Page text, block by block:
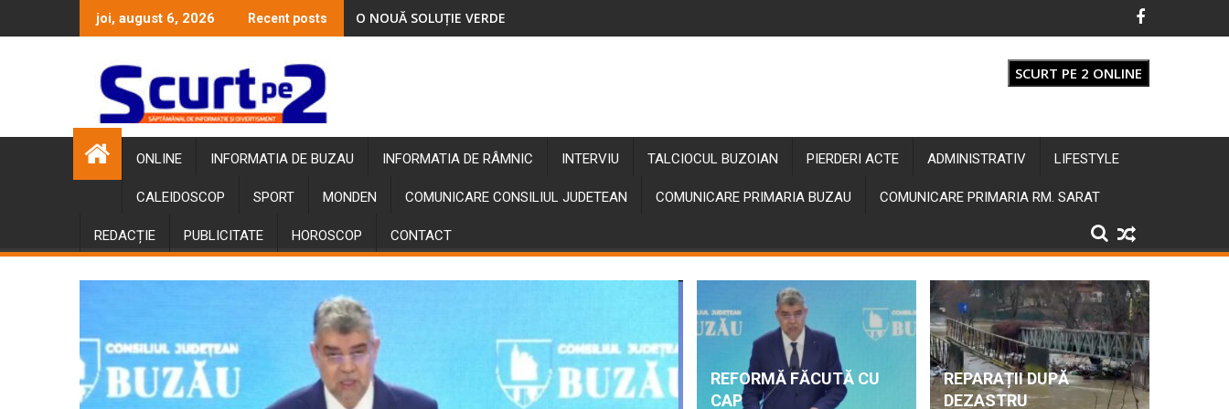
to
joi, august 6, 2026 Recent posts O NOUĂ SOLUȚIE VERDE
SCURT PE 2 ONLINE
ONLINE INFORMATIA DE BUZAU INFORMATIA DE RÂMNIC INTERVIU TALCIOCUL BUZOIAN PIERDERI ACTE ADMINISTRATIV LIFESTYLE
CALEIDOSCOP SPORT MONDEN COMUNICARE CONSILIUL JUDETEAN COMUNICARE PRIMARIA BUZAU COMUNICARE PRIMARIA RM. SARAT
REDACȚIE PUBLICITATE HOROSCOP CONTACT
REFORMĂ FĂCUTĂ CU
CAP
REPARAȚII DUPĂ
DEZASTRU